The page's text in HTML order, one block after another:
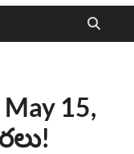
News, Telangana
Today Telugu News,
లో తాజా అప్‌డేట్స్ ,
May 15,